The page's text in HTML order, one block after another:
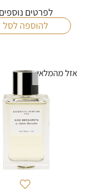
לפרטים נוספים
להוספה לסל
אזל מהמלאי